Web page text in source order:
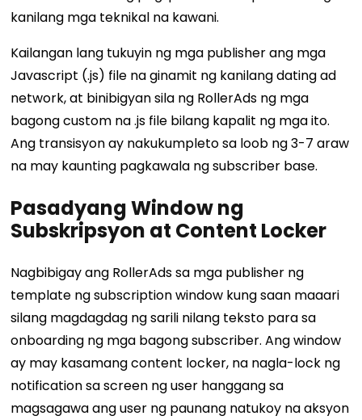
kanilang mga teknikal na kawani.
Kailangan lang tukuyin ng mga publisher ang mga
Javascript (.js) file na ginamit ng kanilang dating ad
network, at binibigyan sila ng RollerAds ng mga
bagong custom na .js file bilang kapalit ng mga ito.
Ang transisyon ay nakukumpleto sa loob ng 3-7 araw
na may kaunting pagkawala ng subscriber base.
Pasadyang Window ng
Subskripsyon at Content Locker
Nagbibigay ang RollerAds sa mga publisher ng
template ng subscription window kung saan maaari
silang magdagdag ng sarili nilang teksto para sa
onboarding ng mga bagong subscriber. Ang window
ay may kasamang content locker, na nagla-lock ng
notification sa screen ng user hanggang sa
magsagawa ang user ng paunang natukoy na aksyon